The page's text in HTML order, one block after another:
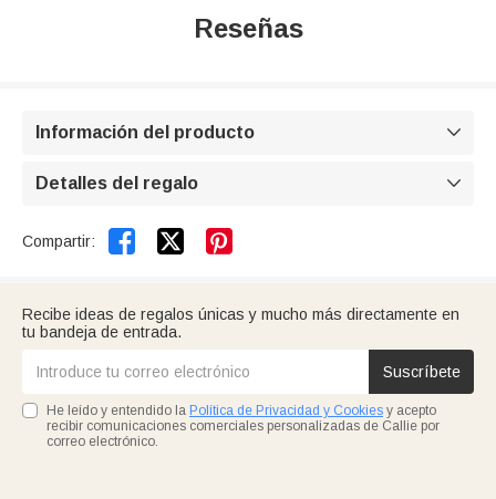
Reseñas
Información del producto 
Detalles del regalo 
Compartir:  
Recibe ideas de regalos únicas y mucho más directamente en
tu bandeja de entrada.
Suscríbete
He leído y entendido la Política de Privacidad y Cookies y acepto
recibir comunicaciones comerciales personalizadas de Callie por
correo electrónico.